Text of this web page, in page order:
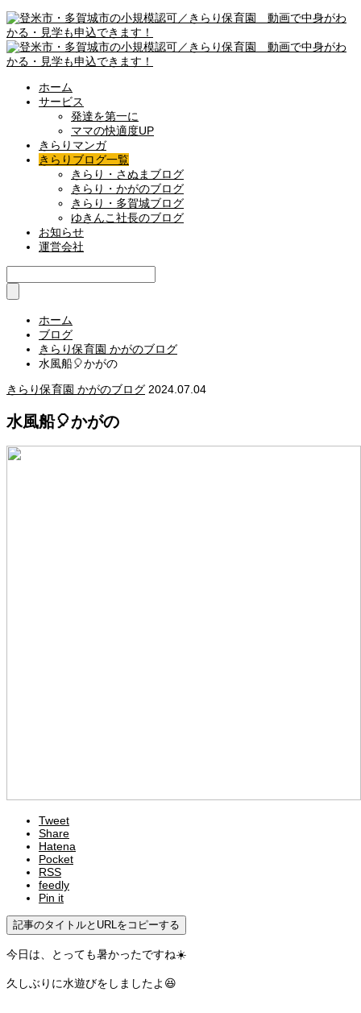
ホーム
サービス
発達を第一に
ママの快適度UP
きらりマンガ
きらりブログ一覧
きらり・さぬまブログ
きらり・かがのブログ
きらり・多賀城ブログ
ゆきんこ社長のブログ
お知らせ
運営会社
ホーム
ブログ
きらり保育園 かがのブログ
水風船🎈かがの
きらり保育園 かがのブログ 2024.07.04
水風船🎈かがの
Tweet
Share
Hatena
Pocket
RSS
feedly
Pin it
記事のタイトルとURLをコピーする
今日は、とっても暑かったですね☀️
久しぶりに水遊びをしましたよ😆